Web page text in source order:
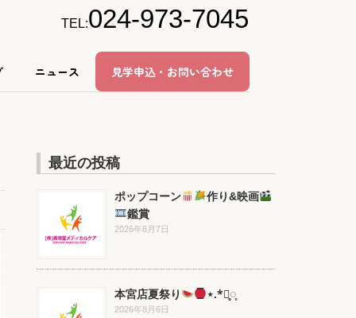
ニュース 見学申込・お問い合わせ
TEL:024-973-7045
最近の投稿
ポップコーン
作り&映画
鑑賞
2026年8月7日
本宮店夏祭り ⋆.*⃝̥◌̥
2026年8月6日